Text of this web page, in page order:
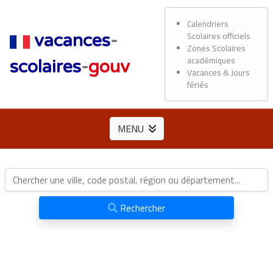
vacances-
scolaires-gouv
Calendriers
Scolaires officiels
Zones Scolaires
académiques
Vacances & Jours
fériés
MENU
Rechercher